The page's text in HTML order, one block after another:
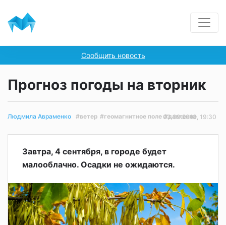
Сообщить новость
Прогноз погоды на вторник
Людмила Авраменко #ветер #геомагнитное поле #давление
03.09.2018, 19:30
Завтра, 4 сентября, в городе будет
малооблачно. Осадки не ожидаются.